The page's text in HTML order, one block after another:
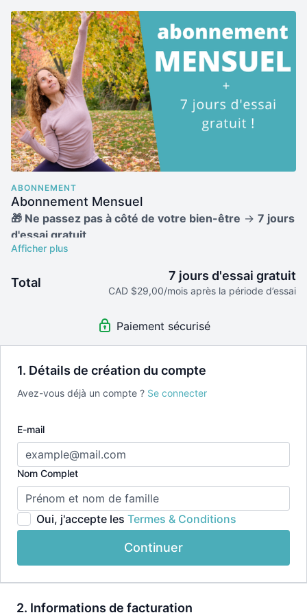
1. Détails de création du compte
Avez-vous déjà un compte ? Se connecter
E-mail
Nom Complet
Oui, j'accepte les Termes & Conditions
Continuer
2. Informations de facturation
ABONNEMENT
Abonnement Mensuel
🎁 Ne passez pas à côté de votre bien-être → 7 jours
d'essai gratuit
automatique -
Annulation en tout temps en 3 clics.
Accès illimité à toute la plateforme ▸ Application
Total 7 jours d'essai gratuit
CAD $29,00/mois après la période d’essai
Paiement sécurisé